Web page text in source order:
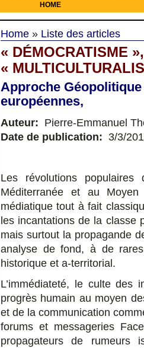
HOME
Home » Liste des articles
« DÉMOCRATISME
«
Approche
européennes,
Auteur: Pierre-Emmanuel
Date de publication: 3/3/
Les révolutions
Méditerranée et au
médiatique tout à fait
les incantations de la classe
mais surtout la propagande
analyse de fond, à de
historique et a-territorial.
L’immédiateté, le culte des
progrès humain au moyen
et de la communication
forums et messageries
propagateurs de rumeurs